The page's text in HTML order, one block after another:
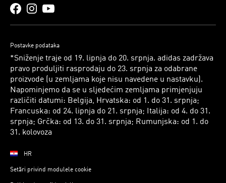
Postavke podataka
*Sniženje traje od 19. lipnja do 20. srpnja. adidas zadržava
pravo produljiti rasprodaju do 23. srpnja za odabrane
proizvode (u zemljama koje nisu navedene u nastavku).
Napominjemo da se u sljedećim zemljama primjenjuju
različiti datumi: Belgija, Hrvatska: od 1. do 31. srpnja;
Francuska: od 24. lipnja do 21. srpnja; Italija: od 4. do 31.
srpnja; Grčka: od 13. do 31. srpnja; Rumunjska: od 1. do
31. kolovoza
HR
Setări privind modulele cookie